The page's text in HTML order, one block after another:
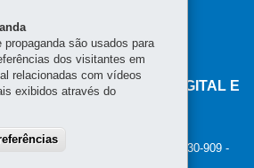
DE GOVERNANÇA DIGITAL E
DA INFORMAÇÃO
Palácio Iguaçu
Salette, s/n - Centro Cívico
80.530-909 -
propaganda são usados para
dos visitantes em
relacionadas com vídeos
exibidos através do